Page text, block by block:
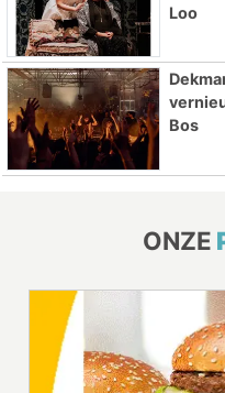
Loo
Bos
ONZE